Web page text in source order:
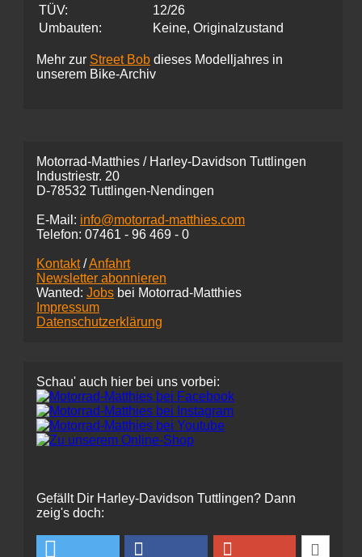
TÜV:
12/26
Umbauten:
Keine, Originalzustand
Mehr zur Street Bob dieses Modelljahres in
unserem Bike-Archiv
Motorrad-Matthies / Harley-Davidson Tuttlingen
Industriestr. 20
D-78532 Tuttlingen-Nendingen
E-Mail: info@motorrad-matthies.com
Telefon: 07461 - 96 469 - 0
Kontakt/Anfahrt
Newsletter abonnieren
Wanted: Jobs bei Motorrad-Matthies
Impressum
Datenschutzerklärung
Schau' auch hier bei uns vorbei:
Gefällt Dir Harley-Davidson Tuttlingen? Dann
zeig's doch: